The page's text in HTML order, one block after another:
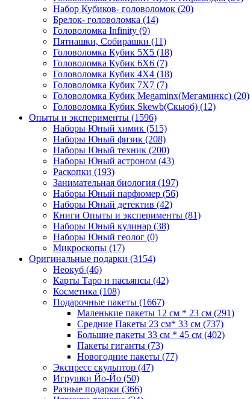
Набор Кубиков- головоломок (20)
Брелок- головоломка (14)
Головоломка Infinity (9)
Пятнашки, Собирашки (11)
Головоломка Кубик 5Х5 (18)
Головоломка Кубик 6Х6 (7)
Головоломка Кубик 4Х4 (18)
Головоломка Кубик 7Х7 (7)
Головоломка Кубик Megaminx(Мегаминкс) (20)
Головоломка Кубик Skewb(Скьюб) (12)
Опыты и эксперименты (1596)
Наборы Юный химик (515)
Наборы Юный физик (208)
Наборы Юный техник (200)
Наборы Юный астроном (43)
Раскопки (193)
Занимательная биология (197)
Наборы Юный парфюмер (56)
Наборы Юный детектив (42)
Книги Опыты и эксперименты (81)
Наборы Юный кулинар (38)
Наборы Юный геолог (0)
Микроскопы (17)
Оригинальные подарки (3154)
Неокуб (46)
Карты Таро и пасьянсы (42)
Косметика (108)
Подарочные пакеты (1667)
Маленькие пакеты 12 см * 23 см (291)
Средние Пакеты 23 см* 33 см (737)
Большие пакеты 33 см * 45 см (402)
Пакеты гиганты (73)
Новогодние пакеты (77)
Экспресс скульптор (47)
Игрушки Йо-Йо (50)
Разные подарки (366)